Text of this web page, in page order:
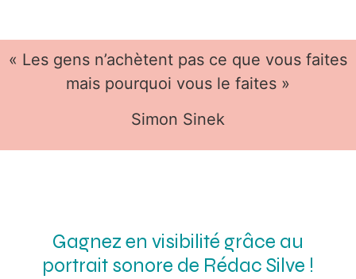
« Les gens n’achètent pas ce que vous faites
mais pourquoi vous le faites »
Simon Sinek
Gagnez en visibilité grâce au
portrait sonore de Rédac Silve !